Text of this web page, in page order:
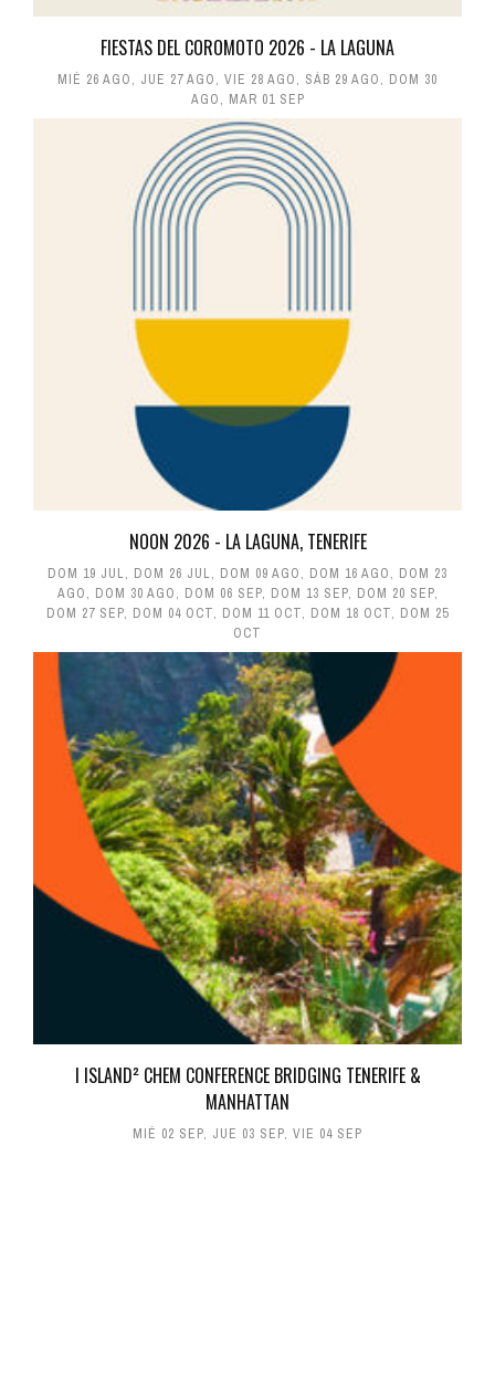
FIESTAS DEL COROMOTO 2026 - LA LAGUNA
MIÉ 26 AGO, JUE 27 AGO, VIE 28 AGO, SÁB 29 AGO, DOM 30
AGO, MAR 01 SEP
NOON 2026 - LA LAGUNA, TENERIFE
DOM 19 JUL, DOM 26 JUL, DOM 09 AGO, DOM 16 AGO, DOM 23
AGO, DOM 30 AGO, DOM 06 SEP, DOM 13 SEP, DOM 20 SEP,
DOM 27 SEP, DOM 04 OCT, DOM 11 OCT, DOM 18 OCT, DOM 25
OCT
I ISLAND² CHEM CONFERENCE BRIDGING TENERIFE &
MANHATTAN
MIÉ 02 SEP, JUE 03 SEP, VIE 04 SEP